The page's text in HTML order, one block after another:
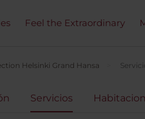
Feel the Extraordinary
Helsinki Grand Hansa
Servicios